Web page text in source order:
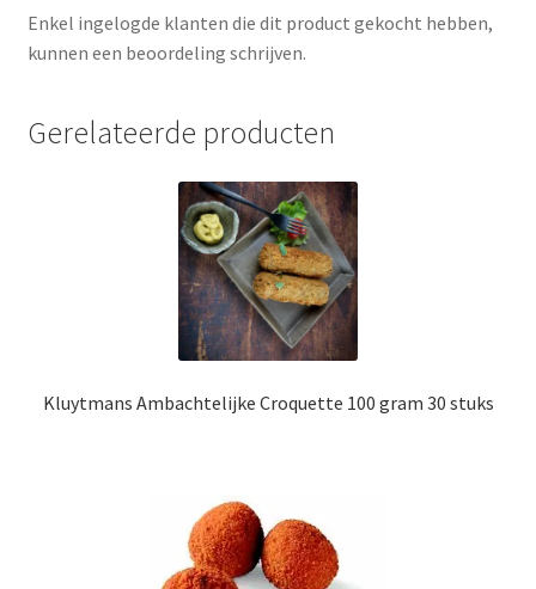
Enkel ingelogde klanten die dit product gekocht hebben,
kunnen een beoordeling schrijven.
Gerelateerde producten
Kluytmans Ambachtelijke Croquette 100 gram 30 stuks